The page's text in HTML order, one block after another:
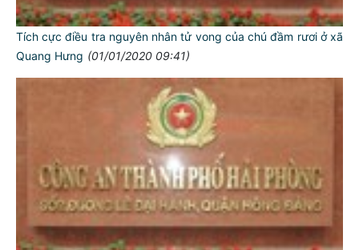
Tích cực điều tra nguyên nhân tử vong của chú đầm rươi ở xã
Quang Hưng (01/01/2020 09:41)